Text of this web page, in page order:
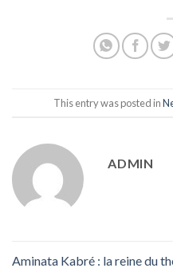
This entry was posted in
ADMIN
Aminata Kabré : la reine du